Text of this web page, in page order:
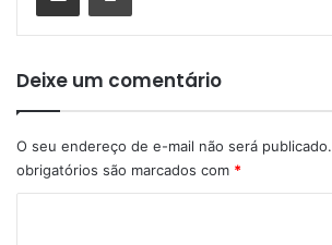
Deixe um comentário
O seu endereço de e-mail não será publicado.
obrigatórios são marcados com *